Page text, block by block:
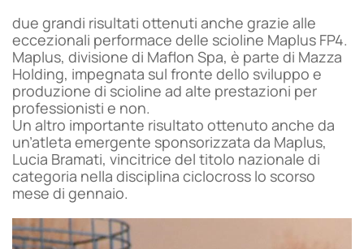
due grandi risultati ottenuti anche grazie alle
eccezionali performace delle scioline Maplus FP4.
Maplus, divisione di Maflon Spa, è parte di Mazza
Holding, impegnata sul fronte dello sviluppo e
produzione di scioline ad alte prestazioni per
professionisti e non.
Un altro importante risultato ottenuto anche da
un’atleta emergente sponsorizzata da Maplus,
Lucia Bramati, vincitrice del titolo nazionale di
categoria nella disciplina ciclocross lo scorso
mese di gennaio.